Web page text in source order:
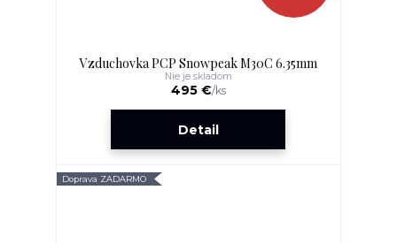
Vzduchovka PCP Snowpeak M30C 6.35mm
495 €/ks
Nie je skladom
Detail
Doprava ZADARMO